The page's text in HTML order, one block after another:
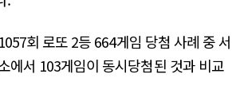
회 로또 2등 664게임 당첨 사례 중 서
에서 103게임이 동시당첨된 것과 비교